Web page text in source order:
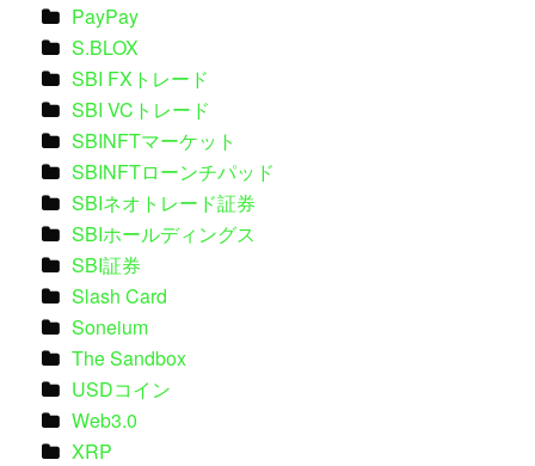
PayPay
S.BLOX
SBI FXトレード
SBI VCトレード
SBINFTマーケット
SBINFTローンチパッド
SBIネオトレード証券
SBIホールディングス
SBI証券
Slash Card
Soneium
The Sandbox
USDコイン
Web3.0
XRP